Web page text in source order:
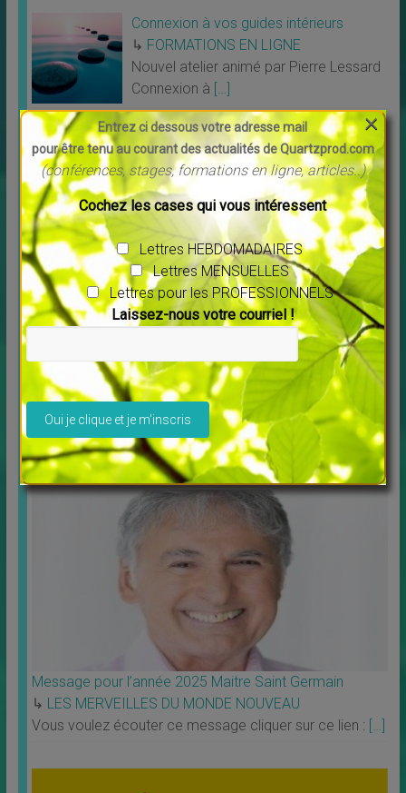
Connexion à vos guides intérieurs
↳ FORMATIONS EN LIGNE
Nouvel atelier animé par Pierre Lessard
Connexion à […]
Un peu de POSITIF
Découvrez Debowska Productions
↳LES MERVEILLES DU MONDE NOUVEAU
Livres
Profitez de la possibilité de louer ou télécharger les
films. Tous les films vous sont proposés en
[…]
Message pour l’année 2025 Maitre Saint Germain
↳ LES MERVEILLES DU MONDE NOUVEAU
Vous voulez écouter ce message cliquer sur ce lien : […]
Entrez ci dessous votre adresse mail
pour être tenu au courant des actualités de Quartzprod.com
(conférences, stages, formations en ligne, articles..)
Cochez les cases qui vous intéressent
Lettres HEBDOMADAIRES
Lettres MENSUELLES
Lettres pour les PROFESSIONNELS
Laissez-nous votre courriel !
Veuillez laisser ce champ vide.
×